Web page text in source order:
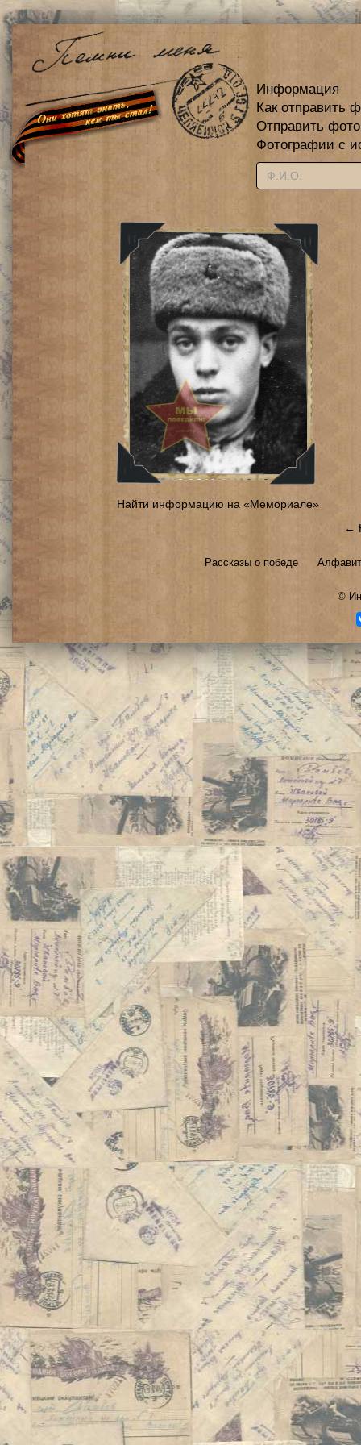
Информация
Как отправить
Отправить
Фотографии с
Найти информацию на «Мемориале»
←
Рассказы о победе
©